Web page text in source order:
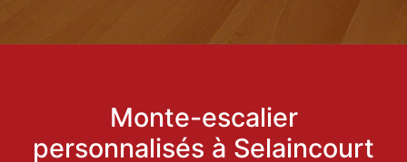
Monte-escalier
personnalisés à Selaincourt